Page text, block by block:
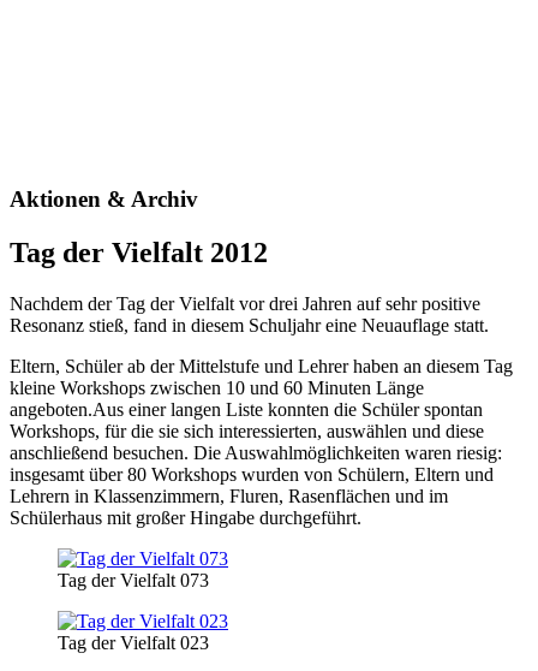
Aktionen & Archiv
Tag der Vielfalt 2012
Nachdem der Tag der Vielfalt vor drei Jahren auf sehr positive
Resonanz stieß, fand in diesem Schuljahr eine Neuauflage statt.
Eltern, Schüler ab der Mittelstufe und Lehrer haben an diesem Tag
kleine Workshops zwischen 10 und 60 Minuten Länge
angeboten.Aus einer langen Liste konnten die Schüler spontan
Workshops, für die sie sich interessierten, auswählen und diese
anschließend besuchen. Die Auswahlmöglichkeiten waren riesig:
insgesamt über 80 Workshops wurden von Schülern, Eltern und
Lehrern in Klassenzimmern, Fluren, Rasenflächen und im
Schülerhaus mit großer Hingabe durchgeführt.
Tag der Vielfalt 073
Tag der Vielfalt 023